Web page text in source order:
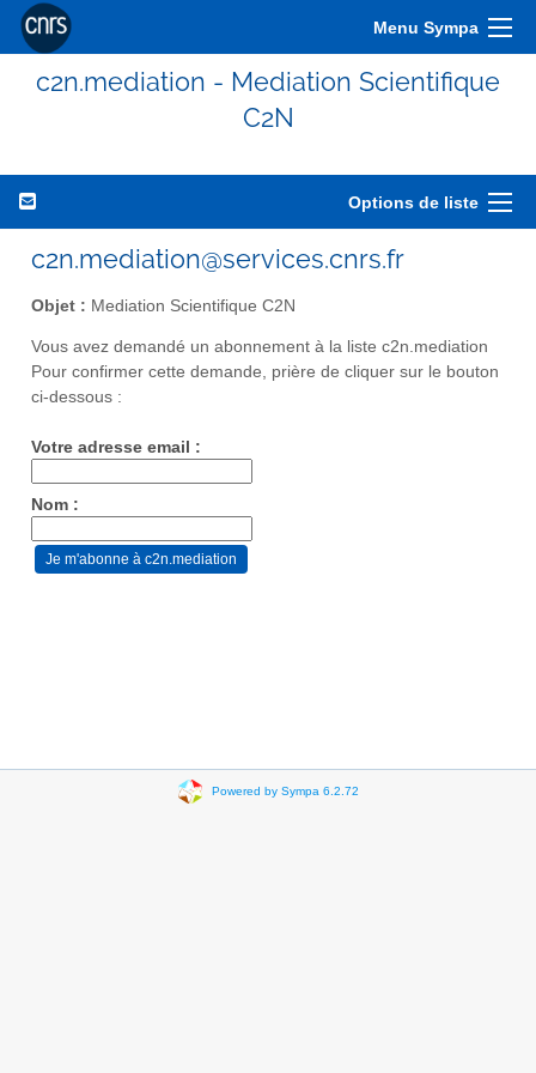
Menu Sympa
c2n.mediation - Mediation Scientifique
C2N
Options de liste
c2n.mediation@services.cnrs.fr
Objet : Mediation Scientifique C2N
Vous avez demandé un abonnement à la liste c2n.mediation
Pour confirmer cette demande, prière de cliquer sur le bouton
ci-dessous :
Votre adresse email :
Nom :
Powered by Sympa 6.2.72